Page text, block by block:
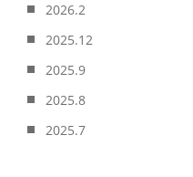
2026.2
2025.12
2025.9
2025.8
2025.7